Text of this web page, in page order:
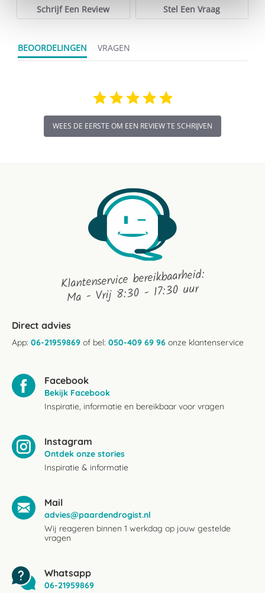
Schrijf Een Review Stel Een Vraag
BEOORDELINGEN VRAGEN
WEES DE EERSTE OM EEN REVIEW TE SCHRIJVEN
Klantenservice bereikbaarheid:
Ma - Vrij 8:30 - 17:30 uur
Direct advies
App: 06-21959869 of bel: 050-409 69 96 onze klantenservice
Facebook
Bekijk Facebook
Inspiratie, informatie en bereikbaar voor vragen
Instagram
Ontdek onze stories
Inspiratie & informatie
Mail
advies@paardendrogist.nl
Wij reageren binnen 1 werkdag op jouw gestelde
vragen
Whatsapp
06-21959869